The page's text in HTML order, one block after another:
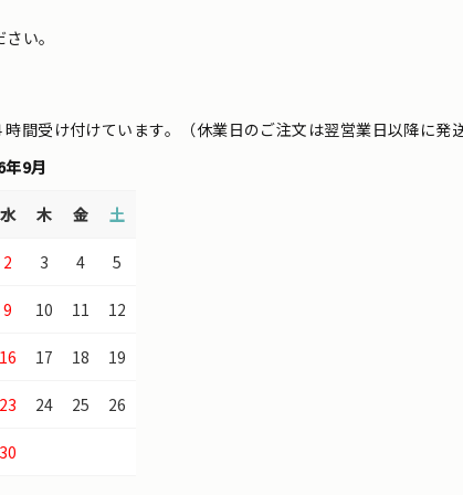
い。
間受け付けています。（休業日のご注文は翌営業日以降に発
9月
水 木 金 土
2 3 4 5
9 10 11 12
16 17 18 19
23 24 25 26
30